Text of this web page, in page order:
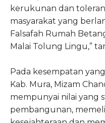
kerukunan dan
masyarakat yang
Falsafah Rumah
Malai Tolung Lingu,”
Pada kesempatan
Kab. Mura, Mizam
mempunyai nilai yang
pembangunan,